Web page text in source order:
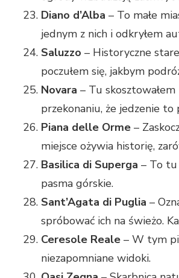
Diano d’Alba – To małe
jednym z nich i odkryłem
Saluzzo – Historyczne
poczułem się, jakbym
Novara – Tu
przekonaniu, że jedzenie
Piana delle Orme –
miejsce ożywia historię,
Basilica di Superga – To tu
pasma górskie.
Sant’Agata di Puglia –
spróbować ich na świeżo.
Ceresole Reale – W tym
niezapomniane widoki.